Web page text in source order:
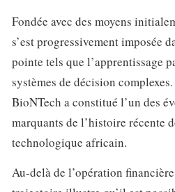
Fondée avec des moyens
s’est progressivement imposée
pointe tels que l’apprentissage
systèmes de décision
BioNTech a constitué l’un des
marquants de l’histoire récente
technologique africain.
Au-delà de l’opération